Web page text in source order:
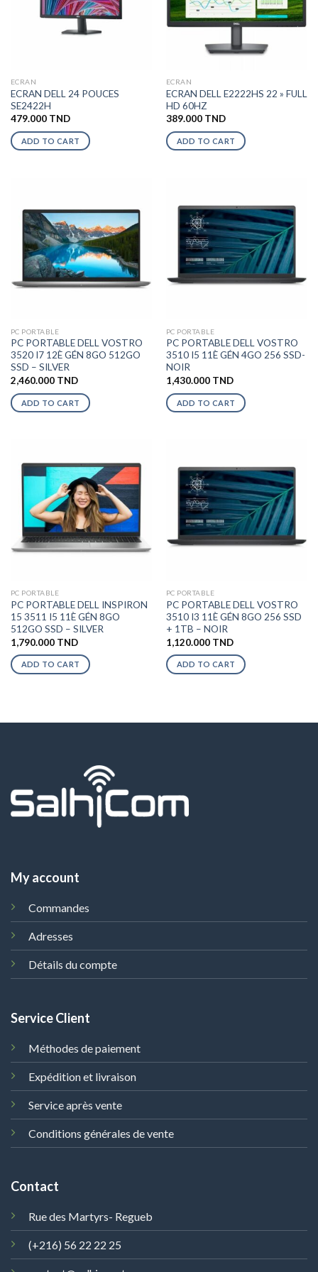
ECRAN
ECRAN DELL 24 POUCES
SE2422H
479.000 TND
ADD TO CART
ECRAN
ECRAN DELL E2222HS 22 » FULL
HD 60HZ
389.000 TND
ADD TO CART
PC PORTABLE
PC PORTABLE DELL VOSTRO
3520 I7 12È GÉN 8GO 512GO
SSD – SILVER
2,460.000 TND
ADD TO CART
PC PORTABLE
PC PORTABLE DELL VOSTRO
3510 I5 11È GÉN 4GO 256 SSD-
NOIR
1,430.000 TND
ADD TO CART
PC PORTABLE
PC PORTABLE DELL INSPIRON
15 3511 I5 11È GÉN 8GO
512GO SSD – SILVER
1,790.000 TND
ADD TO CART
PC PORTABLE
PC PORTABLE DELL VOSTRO
3510 I3 11È GÉN 8GO 256 SSD
+ 1TB – NOIR
1,120.000 TND
ADD TO CART
My account
Commandes
Adresses
Détails du compte
Service Client
Méthodes de paiement
Expédition et livraison
Service après vente
Conditions générales de vente
Contact
Rue des Martyrs- Regueb
(+216) 56 22 22 25